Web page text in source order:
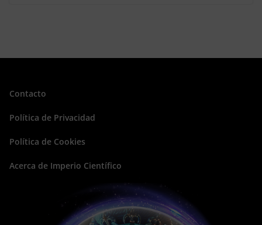
Contacto
Política de Privacidad
Política de Cookies
Acerca de Imperio Científico